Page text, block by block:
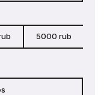
5000 rub